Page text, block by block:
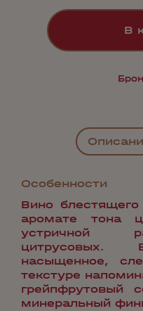
В
Особенности
Вино
аромате тона
устричной
насыщенное,
текстуре
грейпфрутовый
минеральный